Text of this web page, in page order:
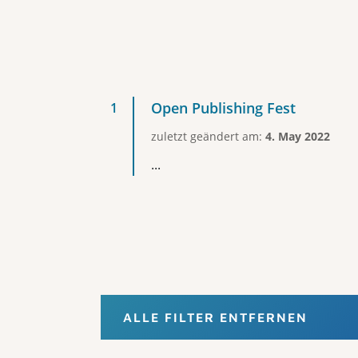
Open Publishing Fest
zuletzt geändert am: 4. May 2022
...
ALLE FILTER ENTFERNEN